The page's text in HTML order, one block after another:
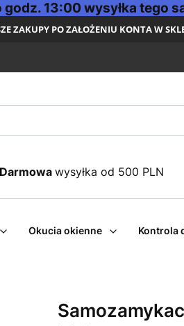
13:00 wysyłka tego
ZAKUPY PO ZAŁOŻENIU KONTA W
Darmowa wysyłka od 500 PLN
Okucia okienne Kontrola